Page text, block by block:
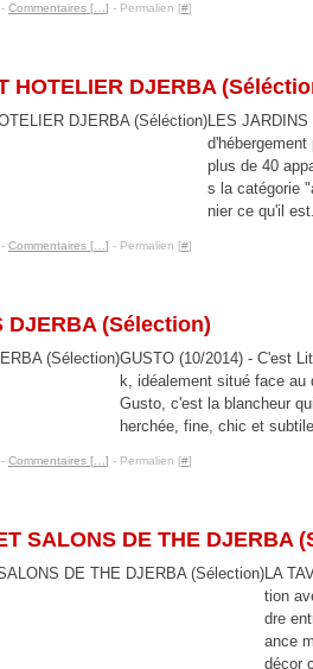
Commentaires [ ] - Permalien [#]
HOTELIER DJERBA
LES
plus de 40
s la catégorie
nier ce qu'il
Commentaires [ ] - Permalien [#]
DJERBA (Sélection)
GUSTO (10/2014) - C'est
k, idéalement situé face au
Gusto, c'est la blancheur
herchée, fine, chic et
Commentaires [ ] - Permalien [#]
SALONS DE THE DJERBA
LA
tion
dre
ance
décor